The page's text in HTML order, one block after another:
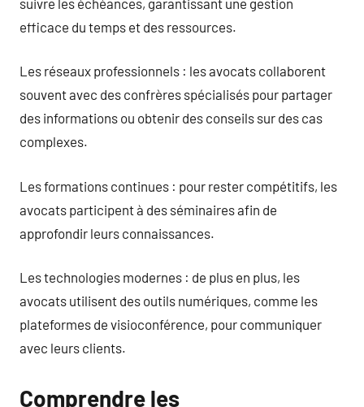
efficace du temps et des ressources.
Les réseaux professionnels : les avocats collaborent
souvent avec des confrères spécialisés pour partager
des informations ou obtenir des conseils sur des cas
complexes.
Les formations continues : pour rester compétitifs, les
avocats participent à des séminaires afin de
approfondir leurs connaissances.
Les technologies modernes : de plus en plus, les
avocats utilisent des outils numériques, comme les
plateformes de visioconférence, pour communiquer
avec leurs clients.
Comprendre les